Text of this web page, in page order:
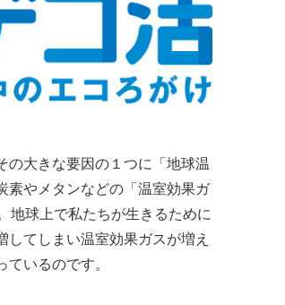
の大きな要因の１つに「地球温
素やメタンなどの「温室効果ガ
地球上で私たちが生きるために
てしまい温室効果ガスが増え
いるのです。